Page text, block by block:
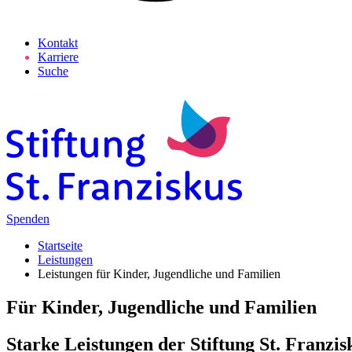
Kontakt
Karriere
Suche
Spenden
Startseite
Leistungen
Leistungen für Kinder, Jugendliche und Familien
Für Kinder, Jugendliche und Familien
Starke Leistungen der Stiftung St.